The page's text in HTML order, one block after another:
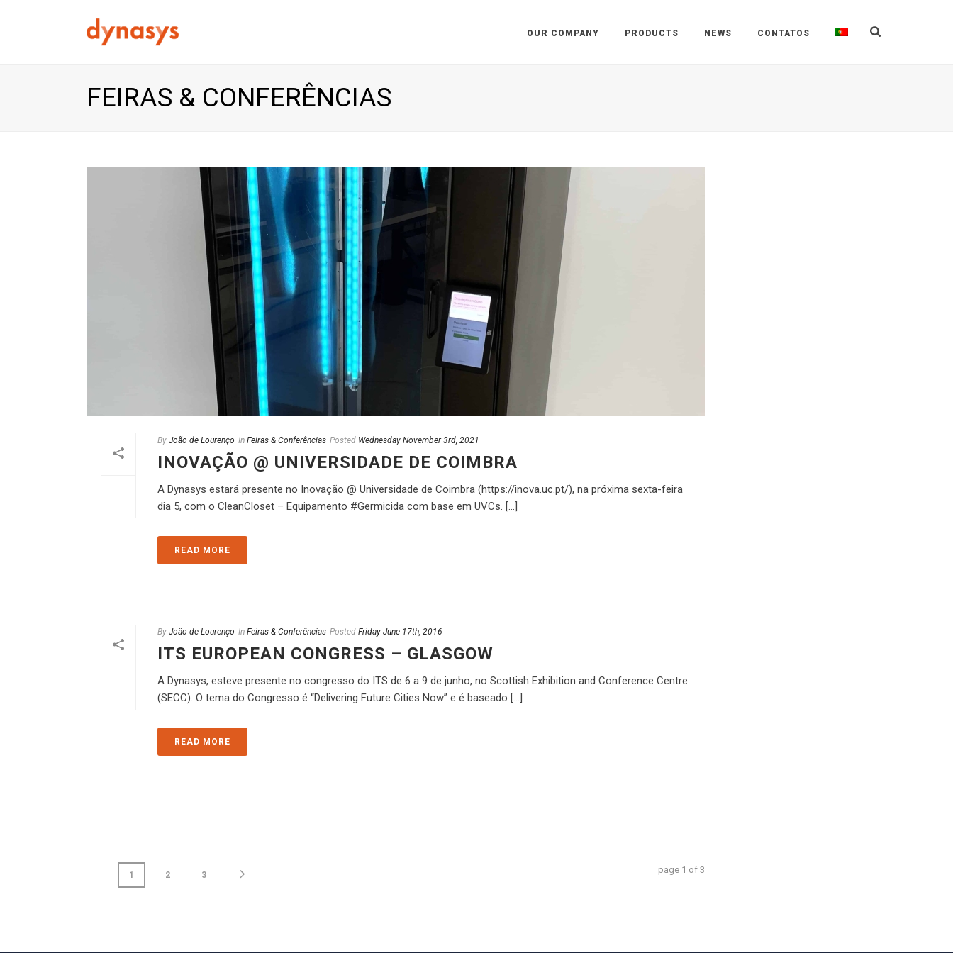
OUR COMPANY PRODUCTS NEWS CONTATOS
FEIRAS & CONFERÊNCIAS
By João de Lourenço In Feiras & Conferências Posted Wednesday November 3rd, 2021
INOVAÇÃO @ UNIVERSIDADE DE COIMBRA
A Dynasys estará presente no Inovação @ Universidade de Coimbra (https://inova.uc.pt/), na próxima sexta-feira
dia 5, com o CleanCloset – Equipamento #Germicida com base em UVCs. [...]
READ MORE
By João de Lourenço In Feiras & Conferências Posted Friday June 17th, 2016
ITS EUROPEAN CONGRESS – GLASGOW
A Dynasys, esteve presente no congresso do ITS de 6 a 9 de junho, no Scottish Exhibition and Conference Centre
(SECC). O tema do Congresso é “Delivering Future Cities Now” e é baseado [...]
READ MORE
1 2 3 page 1 of 3